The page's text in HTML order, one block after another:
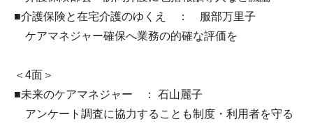
■介護保険と在宅介護のゆくえ ： 服部万里子
ケアマネジャー確保へ業務の的確な評価を
＜4面＞
■未来のケアマネジャー ： 石山麗子
アンケート調査に協力することも制度・利用者を守る